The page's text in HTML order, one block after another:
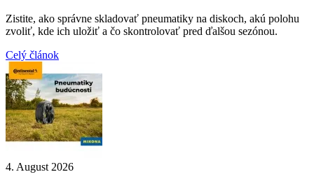
Zistite, ako správne skladovať pneumatiky na diskoch, akú polohu
zvoliť, kde ich uložiť a čo skontrolovať pred ďalšou sezónou.
Celý článok
4. August 2026